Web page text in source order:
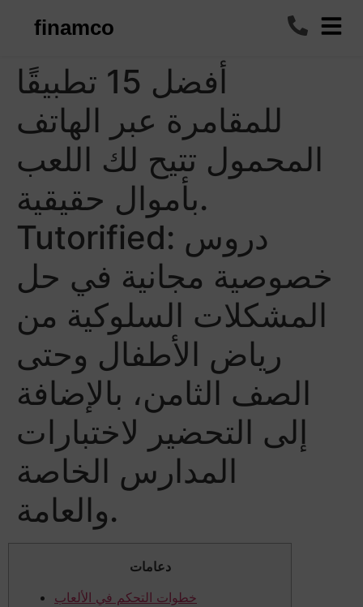
finamco
أفضل 15 تطبيقًا
للمقامرة عبر الهاتف
المحمول تتيح لك اللعب
بأموال حقيقية.
Tutorified: دروس
خصوصية مجانية في حل
المشكلات السلوكية من
رياض الأطفال وحتى
الصف الثامن، بالإضافة
إلى التحضير لاختبارات
المدارس الخاصة
والعامة.
دعامات
خطوات التحكم في الألعاب